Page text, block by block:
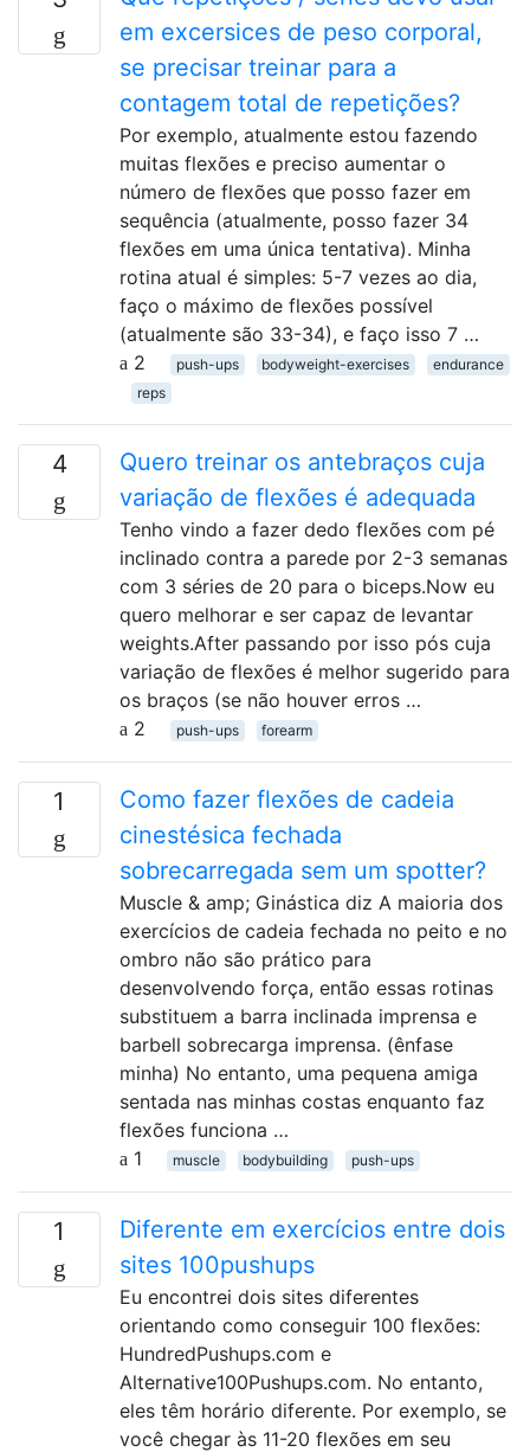
em excersices de peso corporal,
se precisar treinar para a
contagem total de repetições?
Por exemplo, atualmente estou fazendo
muitas flexões e preciso aumentar o
número de flexões que posso fazer em
sequência (atualmente, posso fazer 34
flexões em uma única tentativa). Minha
rotina atual é simples: 5-7 vezes ao dia,
faço o máximo de flexões possível
(atualmente são 33-34), e faço isso 7 …
2
push-ups bodyweight-exercises
endurance
reps
4
Quero treinar os antebraços cuja
variação de flexões é adequada
Tenho vindo a fazer dedo flexões com pé
inclinado contra a parede por 2-3 semanas
com 3 séries de 20 para o biceps.Now eu
quero melhorar e ser capaz de levantar
weights.After passando por isso pós cuja
variação de flexões é melhor sugerido para
os braços (se não houver erros …
2
push-ups forearm
1
Como fazer flexões de cadeia
cinestésica fechada
sobrecarregada sem um spotter?
Muscle & amp; Ginástica diz A maioria dos
exercícios de cadeia fechada no peito e no
ombro não são prático para
desenvolvendo força, então essas rotinas
substituem a barra inclinada imprensa e
barbell sobrecarga imprensa. (ênfase
minha) No entanto, uma pequena amiga
sentada nas minhas costas enquanto faz
flexões funciona …
1
muscle bodybuilding push-ups
1
Diferente em exercícios entre dois
sites 100pushups
Eu encontrei dois sites diferentes
orientando como conseguir 100 flexões:
HundredPushups.com e
Alternative100Pushups.com. No entanto,
eles têm horário diferente. Por exemplo, se
você chegar às 11-20 flexões em seu